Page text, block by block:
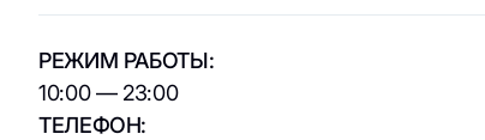
здоровье
кухня / Веган
РЕЖИМ РАБОТЫ:
10:00 — 23:00
ТЕЛЕФОН: